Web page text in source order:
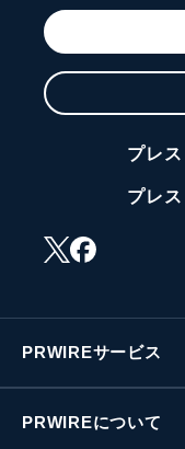
プレ
プレ
PRWIREサービス
PRWIREについて